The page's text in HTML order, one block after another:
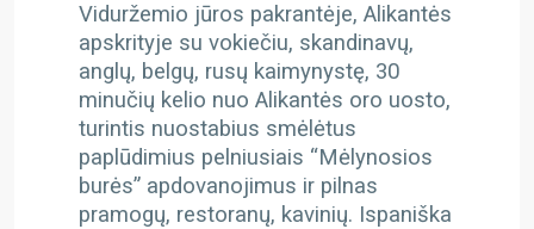
Viduržemio jūros pakrantėje, Alikantės
apskrityje su vokiečiu, skandinavų,
anglų, belgų, rusų kaimynystę, 30
minučių kelio nuo Alikantės oro uosto,
turintis nuostabius smėlėtus
paplūdimius pelniusiais “Mėlynosios
burės” apdovanojimus ir pilnas
pramogų, restoranų, kavinių. Ispaniška